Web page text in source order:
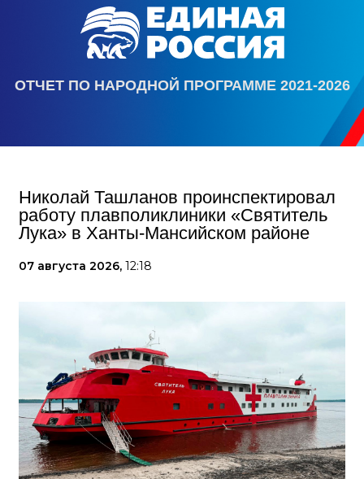
ОТЧЕТ ПО НАРОДНОЙ ПРОГРАММЕ 2021-2026
Николай Ташланов проинспектировал
работу плавполиклиники «Святитель
Лука» в Ханты-Мансийском районе
07 августа 2026, 12:18